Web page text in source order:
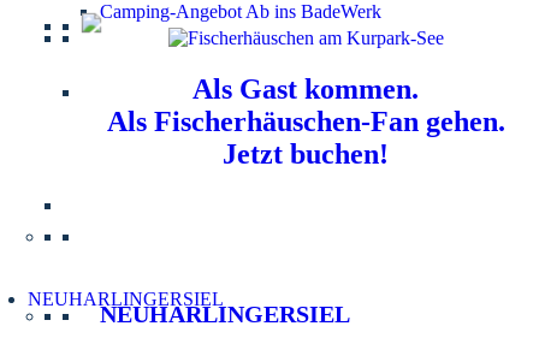
Camping-Angebot Ab ins BadeWerk
Als Gast kommen.
Als Fischerhäuschen-Fan gehen.
Jetzt buchen!
NEUHARLINGERSIEL
NEUHARLINGERSIEL